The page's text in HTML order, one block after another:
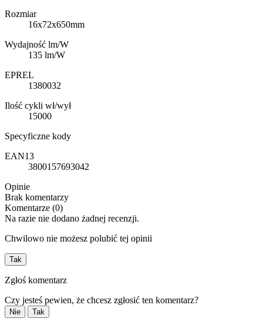
Rozmiar
16x72x650mm
Wydajność lm/W
135 lm/W
EPREL
1380032
Ilość cykli wł/wył
15000
Specyficzne kody
EAN13
3800157693042
Opinie
Brak komentarzy
Komentarze (0)
Na razie nie dodano żadnej recenzji.
Chwilowo nie możesz polubić tej opinii
Tak
Zgłoś komentarz
Czy jesteś pewien, że chcesz zgłosić ten komentarz?
Nie Tak